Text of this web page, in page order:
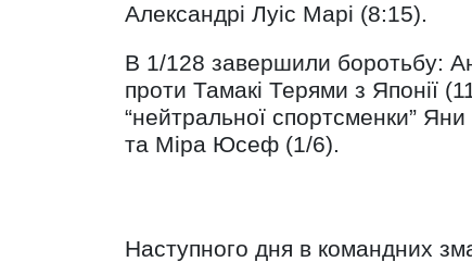
Александрі Луіс Марі (8:15).
В 1/128 завершили боротьбу:
проти Тамакі Терями з Японії
“нейтральної спортсменки”
та Міра Юсеф (1/6).
Наступного дня в командних